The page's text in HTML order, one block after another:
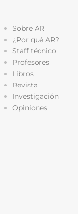
Sobre AR
¿Por qué AR?
Staff técnico
Profesores
Libros
Revista
Investigación
Opiniones